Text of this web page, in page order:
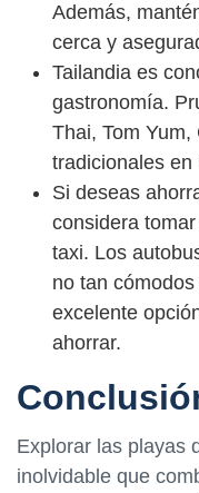
Además,
cerca y
Tailandia es
gastronomía.
Thai, Tom
tradicionales en
Si deseas
considera
taxi. Los
no tan
excelente
ahorrar.
Explorar las playas
inolvidable que